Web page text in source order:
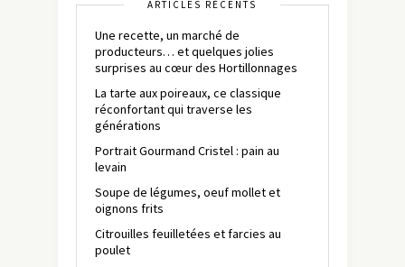
ARTICLES RÉCENTS
Une recette, un marché de
producteurs… et quelques jolies
surprises au cœur des Hortillonnages
La tarte aux poireaux, ce classique
réconfortant qui traverse les
générations
Portrait Gourmand Cristel : pain au
levain
Soupe de légumes, oeuf mollet et
oignons frits
Citrouilles feuilletées et farcies au
poulet